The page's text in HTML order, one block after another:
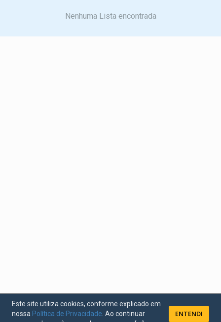
Nenhuma Lista encontrada
Este site utiliza cookies, conforme explicado em
nossa Política de Privacidade . Ao continuar
ENTENDI